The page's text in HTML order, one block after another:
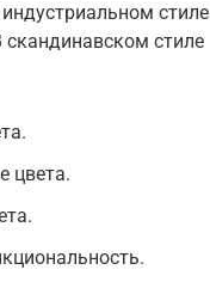
стиле
стиле
цвета.